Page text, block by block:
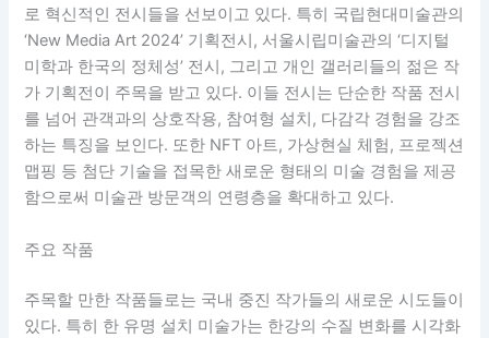
로 혁신적인 전시들을 선보이고 있다. 특히 국립현대미술관의
‘New Media Art 2024’ 기획전시, 서울시립미술관의 ‘디지털
미학과 한국의 정체성’ 전시, 그리고 개인 갤러리들의 젊은 작
가 기획전이 주목을 받고 있다. 이들 전시는 단순한 작품 전시
를 넘어 관객과의 상호작용, 참여형 설치, 다감각 경험을 강조
하는 특징을 보인다. 또한 NFT 아트, 가상현실 체험, 프로젝션
맵핑 등 첨단 기술을 접목한 새로운 형태의 미술 경험을 제공
함으로써 미술관 방문객의 연령층을 확대하고 있다.
주요 작품
주목할 만한 작품들로는 국내 중진 작가들의 새로운 시도들이
있다. 특히 한 유명 설치 미술가는 한강의 수질 변화를 시각화